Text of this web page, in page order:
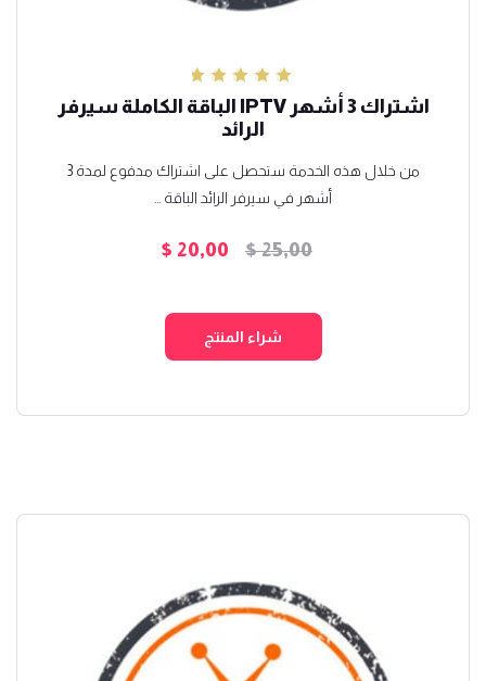
تم التقييم
5.00
من 5
اشتراك 3 أشهر IPTV الباقة الكاملة سيرفر
الرائد
من خلال هذه الخدمة ستحصل على اشتراك مدفوع لمدة 3
أشهر في سيرفر الرائد الباقة ...
$25,00
السعر
هو:
$ 25,00.
$ 20,00
شراء المنتج